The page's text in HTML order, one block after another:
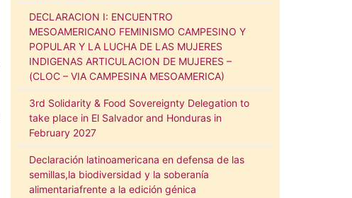
DECLARACION I: ENCUENTRO
MESOAMERICANO FEMINISMO CAMPESINO Y
POPULAR Y LA LUCHA DE LAS MUJERES
INDIGENAS ARTICULACION DE MUJERES –
(CLOC – VIA CAMPESINA MESOAMERICA)
3rd Solidarity & Food Sovereignty Delegation to
take place in El Salvador and Honduras in
February 2027
Declaración latinoamericana en defensa de las
semillas,la biodiversidad y la soberanía
alimentariafrente a la edición génica